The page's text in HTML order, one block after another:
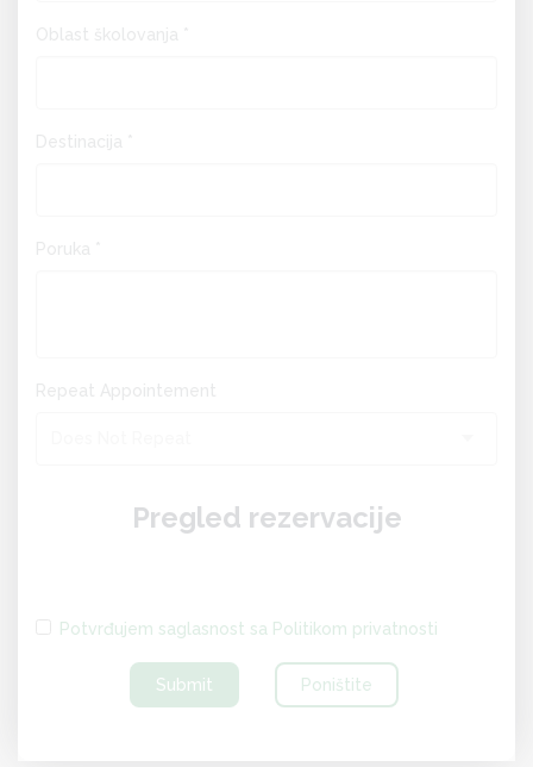
Pregled rezervacije
Potvrđujem saglasnost sa Politikom privatnosti
Submit Poništite